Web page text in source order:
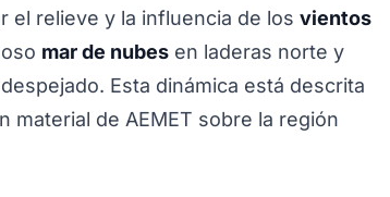
el relieve y la influencia de los vientos
mar de nubes en laderas norte y
Esta dinámica está descrita
de AEMET sobre la región